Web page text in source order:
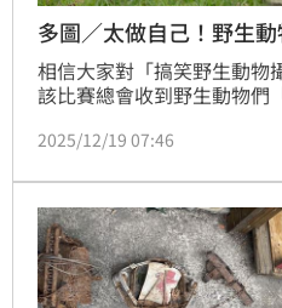
多圖／太做自己！野生
相信大家對「搞笑野生動物
該比賽總會收到野生動物們
指、震驚的松鼠使出必殺氣
賽舉辦的第11年，總計收
品，日前主辦方已宣布獲獎
得首獎的是，Mark Meth-
2025/12/19 07:46